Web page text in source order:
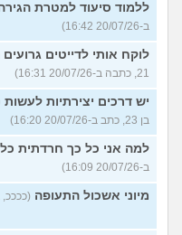
ללמוד סיעוד למטרת
ב-20/07/26 16:42)
לוקח אותי לדייטים
21, כתבה ב-20/07/26 16:31)
יש דרכים יצירתיות
בן 23, כתב ב-20/07/26 16:20)
למה אני כל כך חרדתית
ב-20/07/26 16:09)
מיוני אשכול התעופה (ככככ, בן 18, כתב ב-20/07/